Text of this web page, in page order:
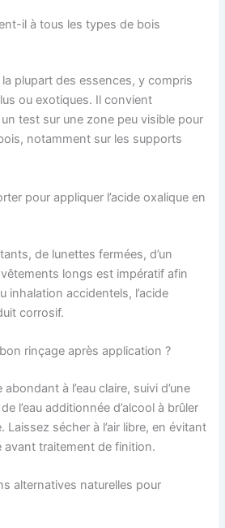
il à tous les types de bois
plupart des essences, y compris
ou exotiques. Il convient
test sur une zone peu visible pour
notamment sur les supports
pour appliquer l’acide oxalique en
de lunettes fermées, d’un
longs est impératif afin
inhalation accidentels, l’acide
corrosif.
rinçage après application ?
à l’eau claire, suivi d’une
l’eau additionnée d’alcool à brûler
Laissez sécher à l’air libre, en évitant
avant traitement de finition.
alternatives naturelles pour